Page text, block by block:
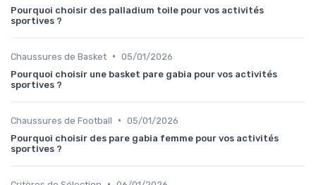
Pourquoi choisir des palladium toile pour vos activités
sportives ?
Chaussures de Basket • 05/01/2026
Pourquoi choisir une basket pare gabia pour vos activités
sportives ?
Chaussures de Football • 05/01/2026
Pourquoi choisir des pare gabia femme pour vos activités
sportives ?